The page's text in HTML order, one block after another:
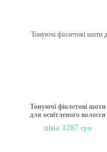
Тонуючі фіолетові шоти
для освітленого волосся
Lee Stafford Bleach Blondes
Purple Toning Hot Shots,
ціна 1287 грн